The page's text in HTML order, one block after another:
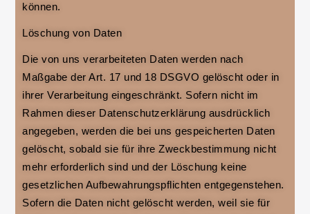
können.
Löschung von Daten
Die von uns verarbeiteten Daten werden nach
Maßgabe der Art. 17 und 18 DSGVO gelöscht oder in
ihrer Verarbeitung eingeschränkt. Sofern nicht im
Rahmen dieser Datenschutzerklärung ausdrücklich
angegeben, werden die bei uns gespeicherten Daten
gelöscht, sobald sie für ihre Zweckbestimmung nicht
mehr erforderlich sind und der Löschung keine
gesetzlichen Aufbewahrungspflichten entgegenstehen.
Sofern die Daten nicht gelöscht werden, weil sie für